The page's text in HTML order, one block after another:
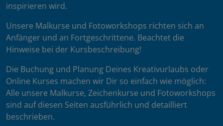
inspirieren wird.
Unsere Malkurse und Fotoworkshops richten sich an
Anfänger und an Fortgeschrittene. Beachtet die
Hinweise bei der Kursbeschreibung!
Die Buchung und Planung Deines Kreativurlaubs oder
Online Kurses machen wir Dir so einfach wie möglich:
Alle unsere Malkurse, Zeichenkurse und Fotoworkshops
sind auf diesen Seiten ausführlich und detailliert
beschrieben.